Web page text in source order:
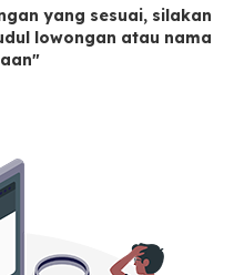
yang sesuai, silakan
lowongan atau nama